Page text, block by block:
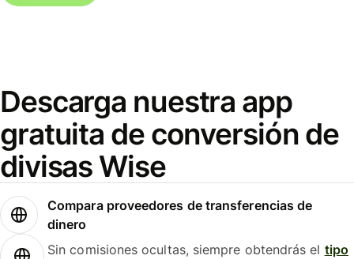
Descarga nuestra app
gratuita de conversión de
divisas Wise
Compara proveedores de transferencias de
dinero
Sin comisiones ocultas, siempre obtendrás el tipo